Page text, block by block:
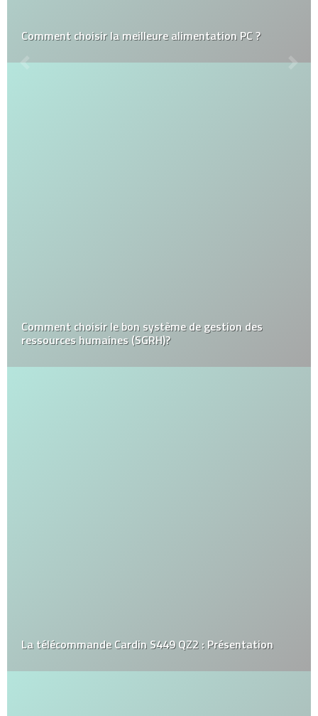
Comment choisir la meilleure alimentation PC ?
Comment choisir le bon système de gestion des
ressources humaines (SGRH)?
La télécommande Cardin S449 QZ2 : Présentation